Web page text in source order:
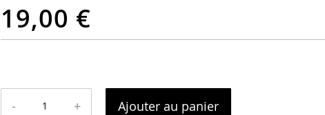
19,00 €
- + Ajouter au panier